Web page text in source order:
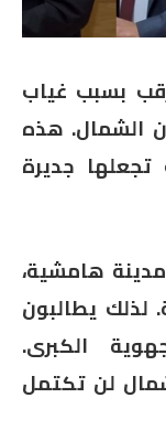
بسبب غياب
الشمال. هذه
تجعلها جديرة
هامشية،
لذلك يطالبون
الكبرى.
لن تكتمل